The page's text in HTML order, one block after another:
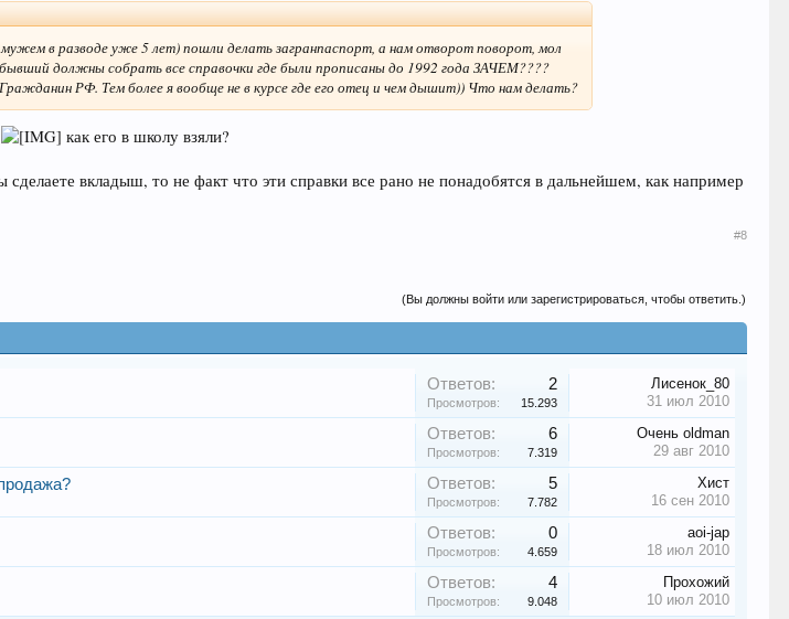
в разводе уже 5 лет) пошли делать загранпаспорт, а нам отворот поворот, мол
должны собрать все справочки где были прописаны до 1992 года ЗАЧЕМ????
РФ. Тем более я вообще не в курсе где его отец и чем дышит)) Что нам делать?
как его в школу взяли?
вкладыш, то не факт что эти справки все рано не понадобятся в дальнейшем, как например
#8
(Вы должны войти или зарегистрироваться, чтобы ответить.)
Ответов: 2
Просмотров: 15.293
Лисенок_80
31 июл 2010
Ответов: 6
Просмотров: 7.319
Очень oldman
29 авг 2010
Ответов: 5
Просмотров: 7.782
Хист
16 сен 2010
Ответов: 0
Просмотров: 4.659
aoi-jap
18 июл 2010
Ответов: 4
Просмотров: 9.048
Прохожий
10 июл 2010